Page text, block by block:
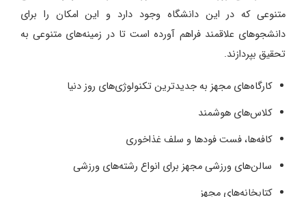
متنوعی که در این دانشگاه وجود دارد و این امکان را برای
دانشجوهای علاقمند فراهم آورده است تا در زمینه‌های متنوعی به
تحقیق بپردازند.
کارگاه‌های مجهز به جدیدترین تکنولوژی‌های روز دنیا
کلاس‌های هوشمند
کافه‌ها، فست فودها و سلف غذاخوری
سالن‌های ورزشی مجهز برای انواع رشته‌های ورزشی
کتابخانه‌های مجهز